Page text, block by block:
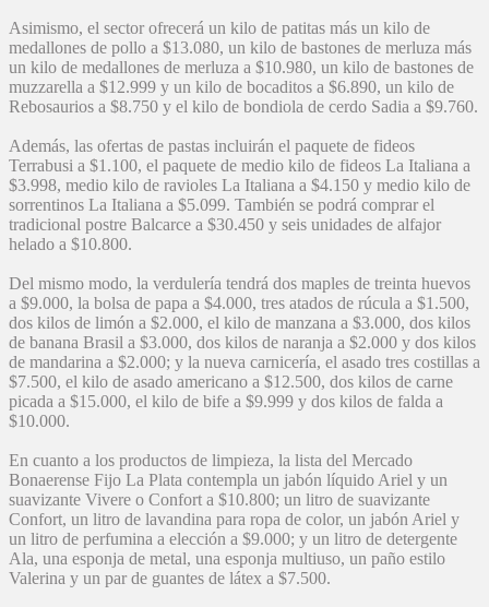
Asimismo, el sector ofrecerá un kilo de patitas más un kilo de
medallones de pollo a $13.080, un kilo de bastones de merluza más
un kilo de medallones de merluza a $10.980, un kilo de bastones de
muzzarella a $12.999 y un kilo de bocaditos a $6.890, un kilo de
Rebosaurios a $8.750 y el kilo de bondiola de cerdo Sadia a $9.760.
Además, las ofertas de pastas incluirán el paquete de fideos
Terrabusi a $1.100, el paquete de medio kilo de fideos La Italiana a
$3.998, medio kilo de ravioles La Italiana a $4.150 y medio kilo de
sorrentinos La Italiana a $5.099. También se podrá comprar el
tradicional postre Balcarce a $30.450 y seis unidades de alfajor
helado a $10.800.
Del mismo modo, la verdulería tendrá dos maples de treinta huevos
a $9.000, la bolsa de papa a $4.000, tres atados de rúcula a $1.500,
dos kilos de limón a $2.000, el kilo de manzana a $3.000, dos kilos
de banana Brasil a $3.000, dos kilos de naranja a $2.000 y dos kilos
de mandarina a $2.000; y la nueva carnicería, el asado tres costillas a
$7.500, el kilo de asado americano a $12.500, dos kilos de carne
picada a $15.000, el kilo de bife a $9.999 y dos kilos de falda a
$10.000.
En cuanto a los productos de limpieza, la lista del Mercado
Bonaerense Fijo La Plata contempla un jabón líquido Ariel y un
suavizante Vivere o Confort a $10.800; un litro de suavizante
Confort, un litro de lavandina para ropa de color, un jabón Ariel y
un litro de perfumina a elección a $9.000; y un litro de detergente
Ala, una esponja de metal, una esponja multiuso, un paño estilo
Valerina y un par de guantes de látex a $7.500.